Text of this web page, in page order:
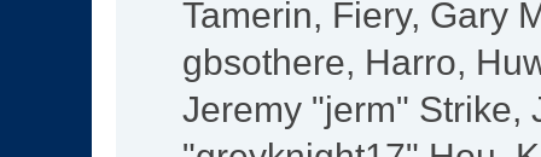
Tamerin, Fiery, Gary
gbsothere, Harro,
Jeremy "jerm" Strike,